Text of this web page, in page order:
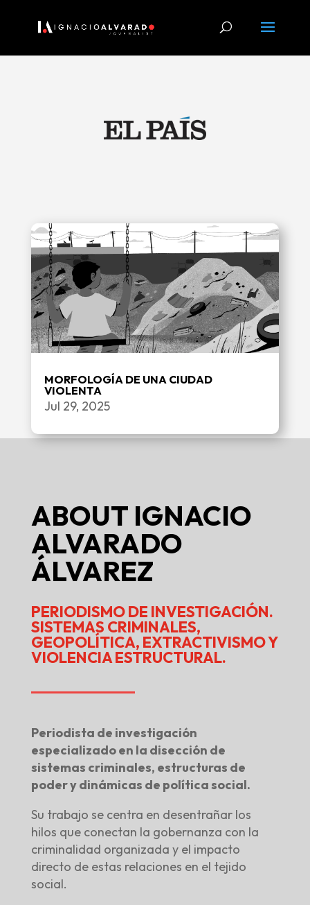
MORFOLOGÍA DE UNA CIUDAD
VIOLENTA
Jul 29, 2025
ABOUT IGNACIO
ALVARADO
ÁLVAREZ
PERIODISMO DE INVESTIGACIÓN.
SISTEMAS CRIMINALES,
GEOPOLÍTICA, EXTRACTIVISMO Y
VIOLENCIA ESTRUCTURAL.
Periodista de investigación
especializado en la disección de
sistemas criminales, estructuras de
poder y dinámicas de política social.
Su trabajo se centra en desentrañar los
hilos que conectan la gobernanza con la
criminalidad organizada y el impacto
directo de estas relaciones en el tejido
social.